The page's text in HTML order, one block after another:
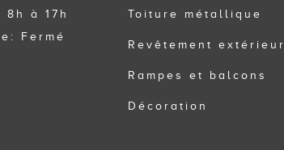
à 17h
Fermé
Toiture métallique
Revêtement extérieur
Rampes et balcons
Décoration